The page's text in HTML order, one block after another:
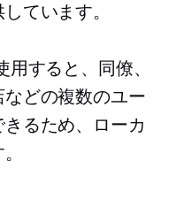
ています。
すると、同僚、
どの複数のユー
るため、ローカ